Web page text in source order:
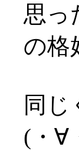
思っ
の格
同
(・∀